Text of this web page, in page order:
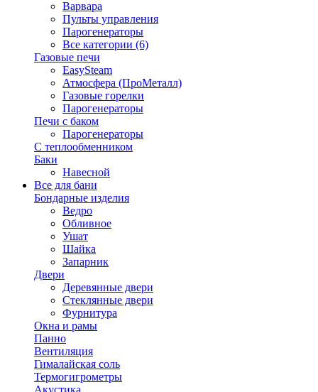
Варвара
Пульты управления
Парогенераторы
Все категории (6)
Газовые печи
EasySteam
Атмосфера (ПроМеталл)
Газовые горелки
Парогенераторы
Печи с баком
Парогенераторы
С теплообменником
Баки
Навесной
Все для бани
Бондарные изделия
Ведро
Обливное
Ушат
Шайка
Запарник
Двери
Деревянные двери
Стеклянные двери
Фурнитура
Окна и рамы
Панно
Вентиляция
Гималайская соль
Термогигрометры
Акустика